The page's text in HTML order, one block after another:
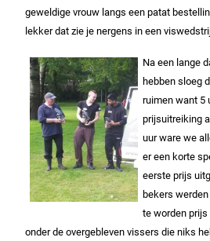
geweldige vrouw langs een patat
lekker dat zie je nergens in een
Na een lange
hebben sloeg
ruimen want 5
prijsuitreiking
uur ware we
er een korte
eerste prijs
bekers
te worden prijs
onder de overgebleven vissers die niks